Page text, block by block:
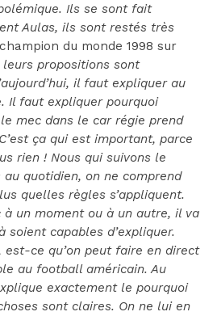
Ils se sont fait
Aulas, ils sont restés très
du monde 1998 sur
leurs propositions sont
il faut expliquer au
Il faut expliquer pourquoi
mec dans le car régie prend
ça qui est important, parce
rien ! Nous qui suivons le
quotidien, on ne comprend
quelles règles s’appliquent.
à un moment ou à un autre, il va
capables d’expliquer.
est-ce qu’on peut faire en direct
au football américain. Au
exactement le pourquoi
sont claires. On ne lui en